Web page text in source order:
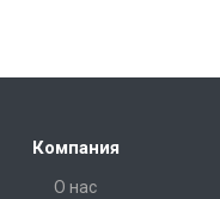
Компания
О нас